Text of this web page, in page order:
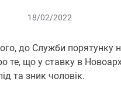
18/02/2022
до Служби порятунку
те, що у ставку в
та зник чоловік.